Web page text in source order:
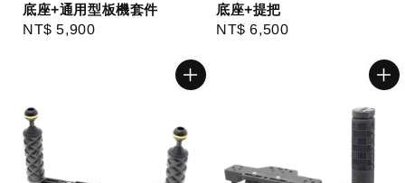
底座+通用型板機套件
Regular
NT$ 5,900
底座+提把
Regular
NT$ 6,500